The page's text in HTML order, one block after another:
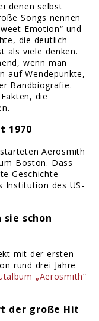
denen selbst
Songs nennen
Emotion“ und
die deutlich
als viele denken.
wenn man
auf Wendepunkte,
Bandbiografie.
die
1970
Aerosmith
Boston. Dass
Geschichte
Institution des US-
schon
mit der ersten
rund drei Jahre
„Aerosmith“
der große Hit